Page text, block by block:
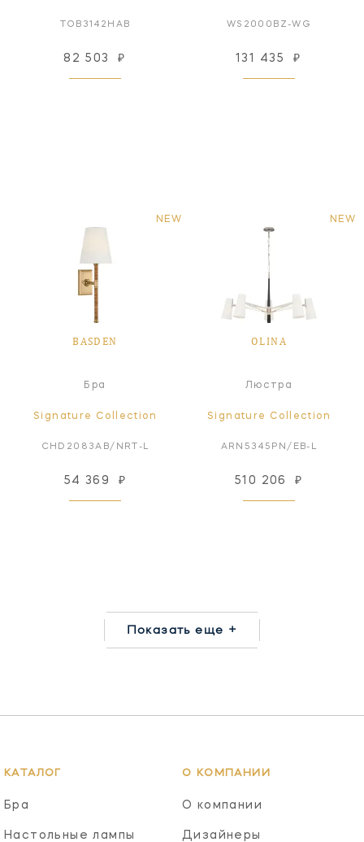
TOB3142HAB
82 503 ₽
WS2000BZ-WG
131 435 ₽
NEW
BASDEN
Бра
Signature Collection
CHD2083AB/NRT-L
54 369 ₽
NEW
OLINA
Люстра
Signature Collection
ARN5345PN/EB-L
510 206 ₽
Показать еще +
КАТАЛОГ
Бра
Настольные лампы
О КОМПАНИИ
О компании
Дизайнеры